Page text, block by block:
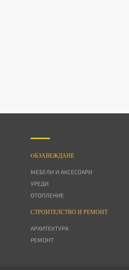
OБЗАВЕЖДАНЕ
МЕБЕЛИ И АКСЕСОАРИ
УРЕДИ
ОТОПЛЕНИЕ
СТРОИТЕЛСТВО И РЕМОНТ
АРХИТЕКТУРА
РЕМОНТ